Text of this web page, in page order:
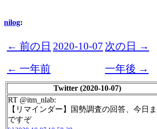
nilog:
← 前の日 2020-10-07 次の日 →
← 一年前
一年後 →
Twitter (2020-10-07)
RT @itm_nlab:
【リマインダー】国勢調査の回答、今日
ですぞ